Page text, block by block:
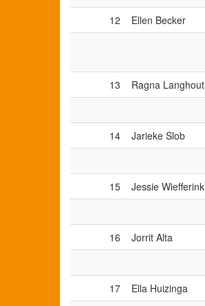
12
Ellen Becker
13
Ragna Langhout
14
Jarieke Slob
15
Jessie Wiefferink
16
Jorrit Alta
17
Ella Huizinga